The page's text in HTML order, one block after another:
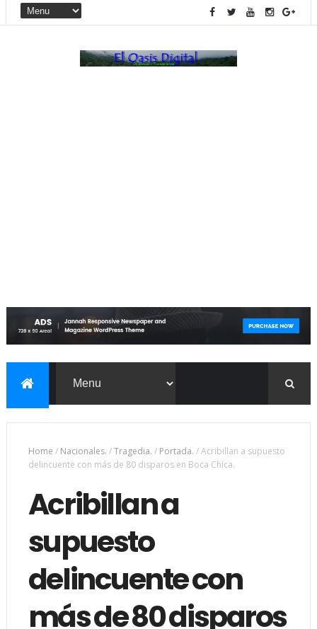
Home / Nacionales. /Tragedia. / Portada. /Acribillan a supuesto
delincuente con más de 80 disparos en Boca Chica.
Acribillan a
supuesto
delincuente con
más de 80 disparos